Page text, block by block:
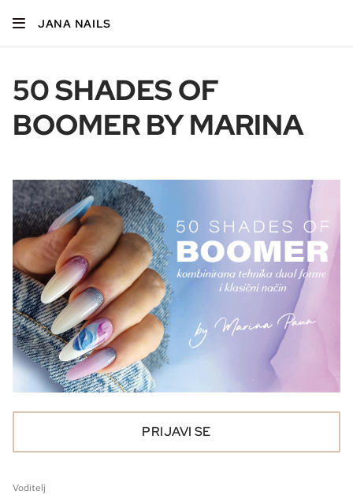
JANA NAILS
50 SHADES OF
BOOMER BY MARINA
PRIJAVI SE
Voditelj